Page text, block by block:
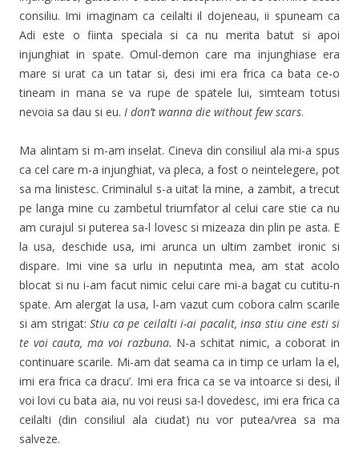
consiliu. Imi imaginam ca ceilalti il dojeneau, ii spuneam ca
Adi este o fiinta speciala si ca nu merita batut si apoi
injunghiat in spate. Omul-demon care ma injunghiase era
mare si urat ca un tatar si, desi imi era frica ca bata ce-o
tineam in mana se va rupe de spatele lui, simteam totusi
nevoia sa dau si eu. I don’t wanna die without few scars.
Ma alintam si m-am inselat. Cineva din consiliul ala mi-a spus
ca cel care m-a injunghiat, va pleca, a fost o neintelegere, pot
sa ma linistesc. Criminalul s-a uitat la mine, a zambit, a trecut
pe langa mine cu zambetul triumfator al celui care stie ca nu
am curajul si puterea sa-l lovesc si mizeaza din plin pe asta. E
la usa, deschide usa, imi arunca un ultim zambet ironic si
dispare. Imi vine sa urlu in neputinta mea, am stat acolo
blocat si nu i-am facut nimic celui care mi-a bagat cu cutitu-n
spate. Am alergat la usa, l-am vazut cum cobora calm scarile
si am strigat:Stiu ca pe ceilalti i-ai pacalit, insa stiu cine esti si
te voi cauta, ma voi razbuna. N-a schitat nimic, a coborat in
continuare scarile. Mi-am dat seama ca in timp ce urlam la el,
imi era frica ca dracu’. Imi era frica ca se va intoarce si desi, il
voi lovi cu bata aia, nu voi reusi sa-l dovedesc, imi era frica ca
ceilalti (din consiliul ala ciudat) nu vor putea/vrea sa ma
salveze.